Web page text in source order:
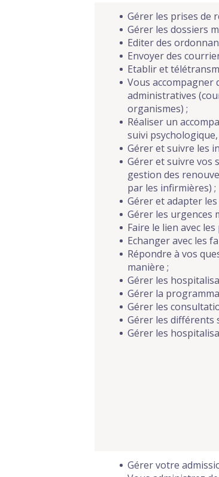
Gérer les prises de
Gérer les dossiers
Editer des
Envoyer des
Etablir et
Vous accompagner
administratives
organismes) ;
Réaliser un
suivi psychologique,
Gérer et suivre les
Gérer et suivre vos
gestion des
par les infirmières) ;
Gérer et adapter
Gérer les urgences
Faire le lien avec
Echanger avec les
Répondre à vos
manière ;
Gérer les
Gérer la
Gérer les
Gérer les différents
Gérer les
Gérer votre